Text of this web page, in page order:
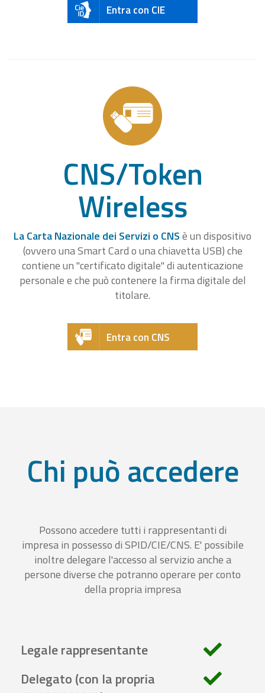
Entra con CIE
CNS/Token
Wireless
La Carta Nazionale dei Servizi o CNSè un dispositivo
(ovvero una Smart Card o una chiavetta USB) che
contiene un "certificato digitale" di autenticazione
personale e che può contenere la firma digitale del
titolare.
Entra con CNS
Chi può accedere
Possono accedere tutti i rappresentanti di
impresa in possesso di SPID/CIE/CNS. E' possibile
inoltre delegare l'accesso al servizio anche a
persone diverse che potranno operare per conto
della propria impresa
Legale rappresentante
Delegato (con la propria